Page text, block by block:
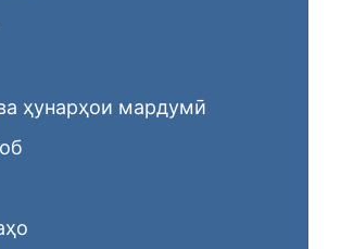
ҳунарҳои мардумӣ